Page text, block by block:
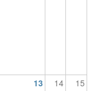
13 14 15